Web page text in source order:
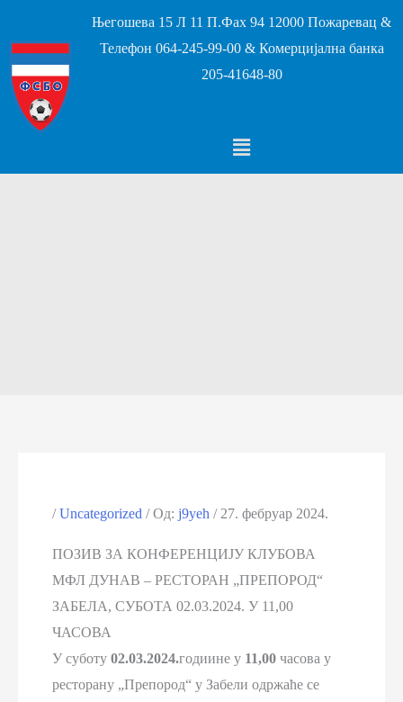
Његошева 15 Л 11 П.Фах 94 12000 Пожаревац &
Телефон 064-245-99-00 & Комерцијална банка
205-41648-80
/Uncategorized / Од: j9yeh/27. фебруар 2024.
ПОЗИВ ЗА КОНФЕРЕНЦИЈУ КЛУБОВА
МФЛ ДУНАВ – РЕСТОРАН „ПРЕПОРОД“
ЗАБЕЛА, СУБОТА 02.03.2024. У 11,00
ЧАСОВА
У суботу02.03.2024.годиине у 11,00 часова у
ресторану „Препород“ у Забели одржаће се